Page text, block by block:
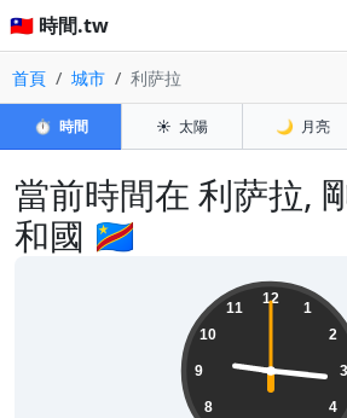
🇹🇼 時間.tw
首頁 城市 利萨拉
⏱️ 時間 ☀️ 太陽 🌙 月亮
當前時間在 利萨拉,
和國 🇨🇩
12
1
2
3
4
8
9
10
11